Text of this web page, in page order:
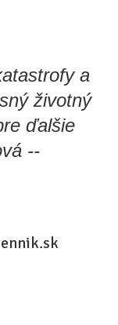
a
životný
ďalšie
--